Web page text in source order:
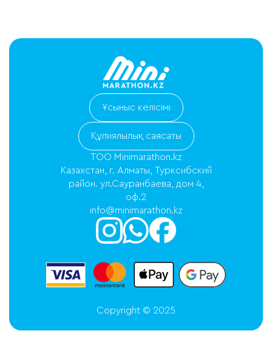
Ұсыныс келісімі
Құпиялылық саясаты
ТОО Minimarathon.kz
Казахстан, г. Алматы, Турксибский
район. ул.Сауранбаева, дом 4,
оф.2
info@minimarathon.kz
Copyright © 2025